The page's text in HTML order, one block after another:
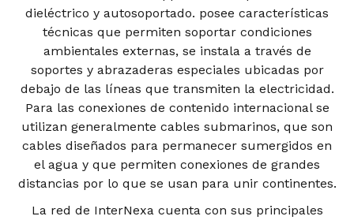
dieléctrico y autosoportado. posee características
técnicas que permiten soportar condiciones
ambientales externas, se instala a través de
soportes y abrazaderas especiales ubicadas por
debajo de las líneas que transmiten la electricidad.
Para las conexiones de contenido internacional se
utilizan generalmente cables submarinos, que son
cables diseñados para permanecer sumergidos en
el agua y que permiten conexiones de grandes
distancias por lo que se usan para unir continentes.
La red de InterNexa cuenta con sus principales